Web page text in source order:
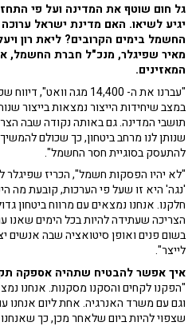
גל חום שוטף את המדינה ועל פי
יגיע לשיאו. האם מדינת ישראל
מאיר שפיגלר, מנכ"ל חברת החשמל,
המאזינים.
"עברנו את ה- 14,400 מגה
במצב שיחידות הייצור נמצאות בייצור
תושבי המדינה. גם באותה נקודה שבה
שנותן לנו מרחב ביטחון, כך שכולם
להתעסק בסוגיית חסר החשמל".
"לא יהיו הפסקות חשמל", הכריז שפיגלר
'נגה' היא זו שעל פי הערכות, קובעת מה
חלקנו. אנחנו נמצאים עם מרווח ביטחון
הצריכה שעתידה להיות בכל הימים שאנו
בשום פנים ואופן סיטואציה שבה אנשים
לייצר".
איך אפשר להבטיח שתהיה אספקה
"הפקנו לקחים והסקנו מסקנות. אנחנו
וגם עם משרד האנרגיה. אחת ליום אנחנו
שצפוי להיות ביום שלאחר מכן, כך